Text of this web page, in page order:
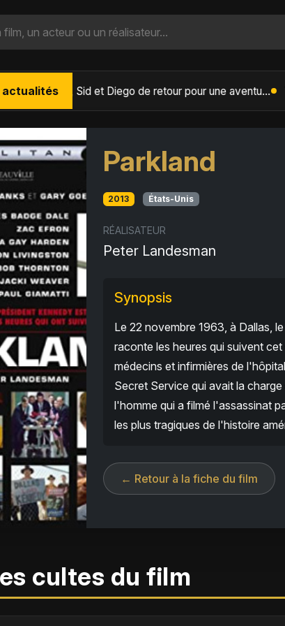
actualités L'Âge de Glace : Le Réveil du Volcan – Manny, Sid et Diego de retour pour une aventure explosive
Parkland
2013 États-Unis
RÉALISATEUR
Peter Landesman
Synopsis
Le 22 novembre 1963, à Dallas,
raconte les heures qui suivent
médecins et infirmières de
Secret Service qui avait la
l'homme qui a filmé l'assassinat
les plus tragiques de l'histoire
← Retour à la fiche du film
cultes du film